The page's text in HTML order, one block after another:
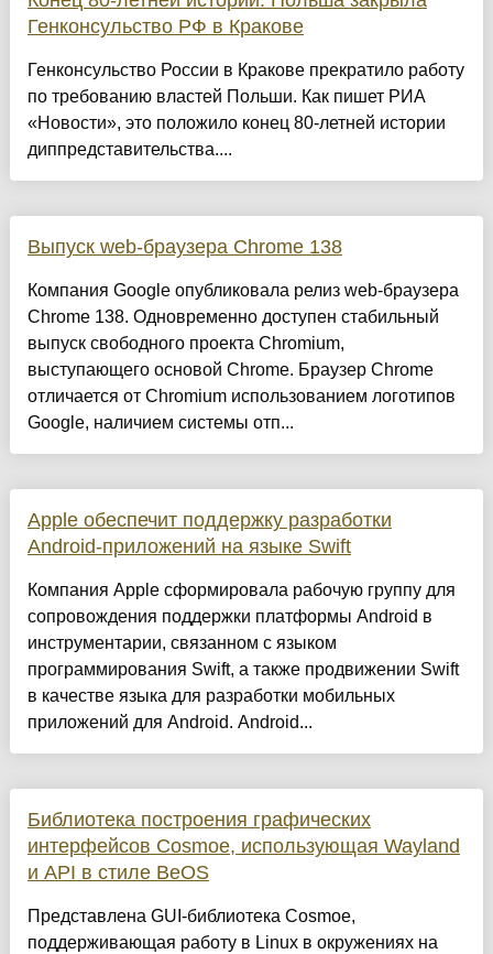
Генконсульство РФ в Кракове
Генконсульство России в Кракове прекратило работу
по требованию властей Польши. Как пишет РИА
«Новости», это положило конец 80-летней истории
диппредставительства....
Выпуск web-браузера Chrome 138
Компания Google опубликовала релиз web-браузера
Chrome 138. Одновременно доступен стабильный
выпуск свободного проекта Chromium,
выступающего основой Chrome. Браузер Chrome
отличается от Chromium использованием логотипов
Google, наличием системы отп...
Apple обеспечит поддержку разработки
Android-приложений на языке Swift
Компания Apple сформировала рабочую группу для
сопровождения поддержки платформы Android в
инструментарии, связанном с языком
программирования Swift, а также продвижении Swift
в качестве языка для разработки мобильных
приложений для Android. Android...
Библиотека построения графических
интерфейсов Cosmoe, использующая Wayland
и API в стиле BeOS
Представлена GUI-библиотека Cosmoe,
поддерживающая работу в Linux в окружениях на